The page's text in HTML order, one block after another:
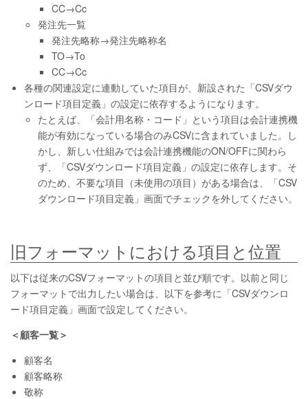
CC→Cc
発注先一覧
発注先略称→発注先略称名
TO→To
CC→Cc
各種の関連設定に連動していた項目が、新設された「CSVダウ
ンロード項目定義」の設定に依存するようになります。
たとえば、「会計用名称・コード」という項目は会計連携機
能が有効になっている場合のみCSVに含まれていました。し
かし、新しい仕組みでは会計連携機能のON/OFFに関わら
ず、「CSVダウンロード項目定義」の設定に依存します。そ
のため、不要な項目（未使用の項目）がある場合は、「CSV
ダウンロード項目定義」画面でチェックを外してください。
旧フォーマットにおける項目と位置
以下は従来のCSVフォーマットの項目と並び順です。以前と同じ
フォーマットで出力したい場合は、以下を参考に「CSVダウンロ
ード項目定義」画面で設定してください。
＜顧客一覧＞
顧客名
顧客略称
敬称